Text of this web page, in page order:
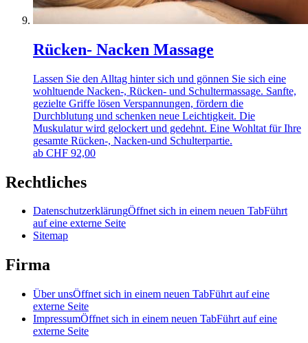
Rücken- Nacken Massage
Lassen Sie den Alltag hinter sich und gönnen Sie sich eine
wohltuende Nacken-, Rücken- und Schultermassage. Sanfte,
gezielte Griffe lösen Verspannungen, fördern die
Durchblutung und schenken neue Leichtigkeit. Die
Muskulatur wird gelockert und gedehnt. Eine Wohltat für Ihre
gesamte Rücken-, Nacken-und Schulterpartie.
ab CHF 92,00
Rechtliches
DatenschutzerklärungÖffnet sich in einem neuen TabFührt
auf eine externe Seite
Sitemap
Firma
Über unsÖffnet sich in einem neuen TabFührt auf eine
externe Seite
ImpressumÖffnet sich in einem neuen TabFührt auf eine
externe Seite